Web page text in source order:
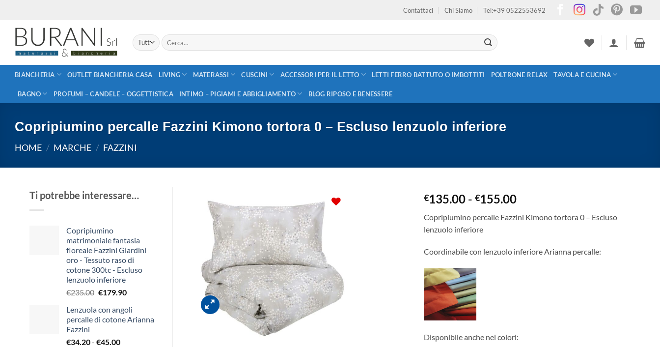
contenuti
Contattaci Chi Siamo Tel:+39 0522553692
Cerca:
BIANCHERIA OUTLET BIANCHERIA CASA LIVING MATERASSI CUSCINI ACCESSORI PER IL LETTO LETTI FERRO BATTUTO O IMBOTTITI POLTRONE RELAX TAVOLA E CUCINA
BAGNO PROFUMI – CANDELE – OGGETTISTICA INTIMO – PIGIAMI E ABBIGLIAMENTO BLOG RIPOSO E BENESSERE
Copripiumino percalle Fazzini Kimono tortora 0 – Escluso lenzuolo inferiore
HOME / MARCHE / FAZZINI
Ti potrebbe interessare…
Copripiumino
matrimoniale fantasia
floreale Fazzini Giardini
oro - Tessuto raso di
cotone 300tc - Escluso
lenzuolo inferiore
€235.00 Il
originale
era:
€179.90Il
attuale
è:
Lenzuola con angoli
percalle di cotone Arianna
Fazzini
€34.20- €45.00Fascia
€135.00 - €155.00Fascia
prezzo:
a
Copripiumino percalle Fazzini Kimono tortora 0 – Escluso
lenzuolo inferiore
Coordinabile con lenzuolo inferiore Arianna percalle:
Disponibile anche nei colori: